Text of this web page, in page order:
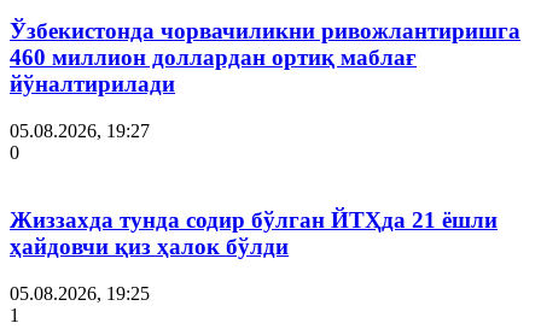
Ўзбекистонда чорвачиликни ривожлантиришга
460 миллион доллардан ортиқ маблағ
йўналтирилади
05.08.2026, 19:27
0
Жиззахда тунда содир бўлган ЙТҲда 21 ёшли
ҳайдовчи қиз ҳалок бўлди
05.08.2026, 19:25
1